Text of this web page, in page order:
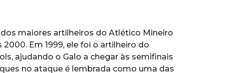
maiores artilheiros do Atlético Mineiro
Em 1999, ele foi o artilheiro do
ajudando o Galo a chegar às semifinais
no ataque é lembrada como uma das